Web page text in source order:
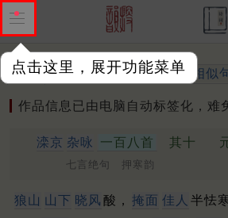
点击这里，展开功能菜单
作品 标注四声 出处、引用 相似
作品信息已由电脑自动标签化，难
滦京 杂咏 一百八首 其十
七言绝句 押寒韵
狼山 山下 晓风 酸， 掩面 佳人 半怯